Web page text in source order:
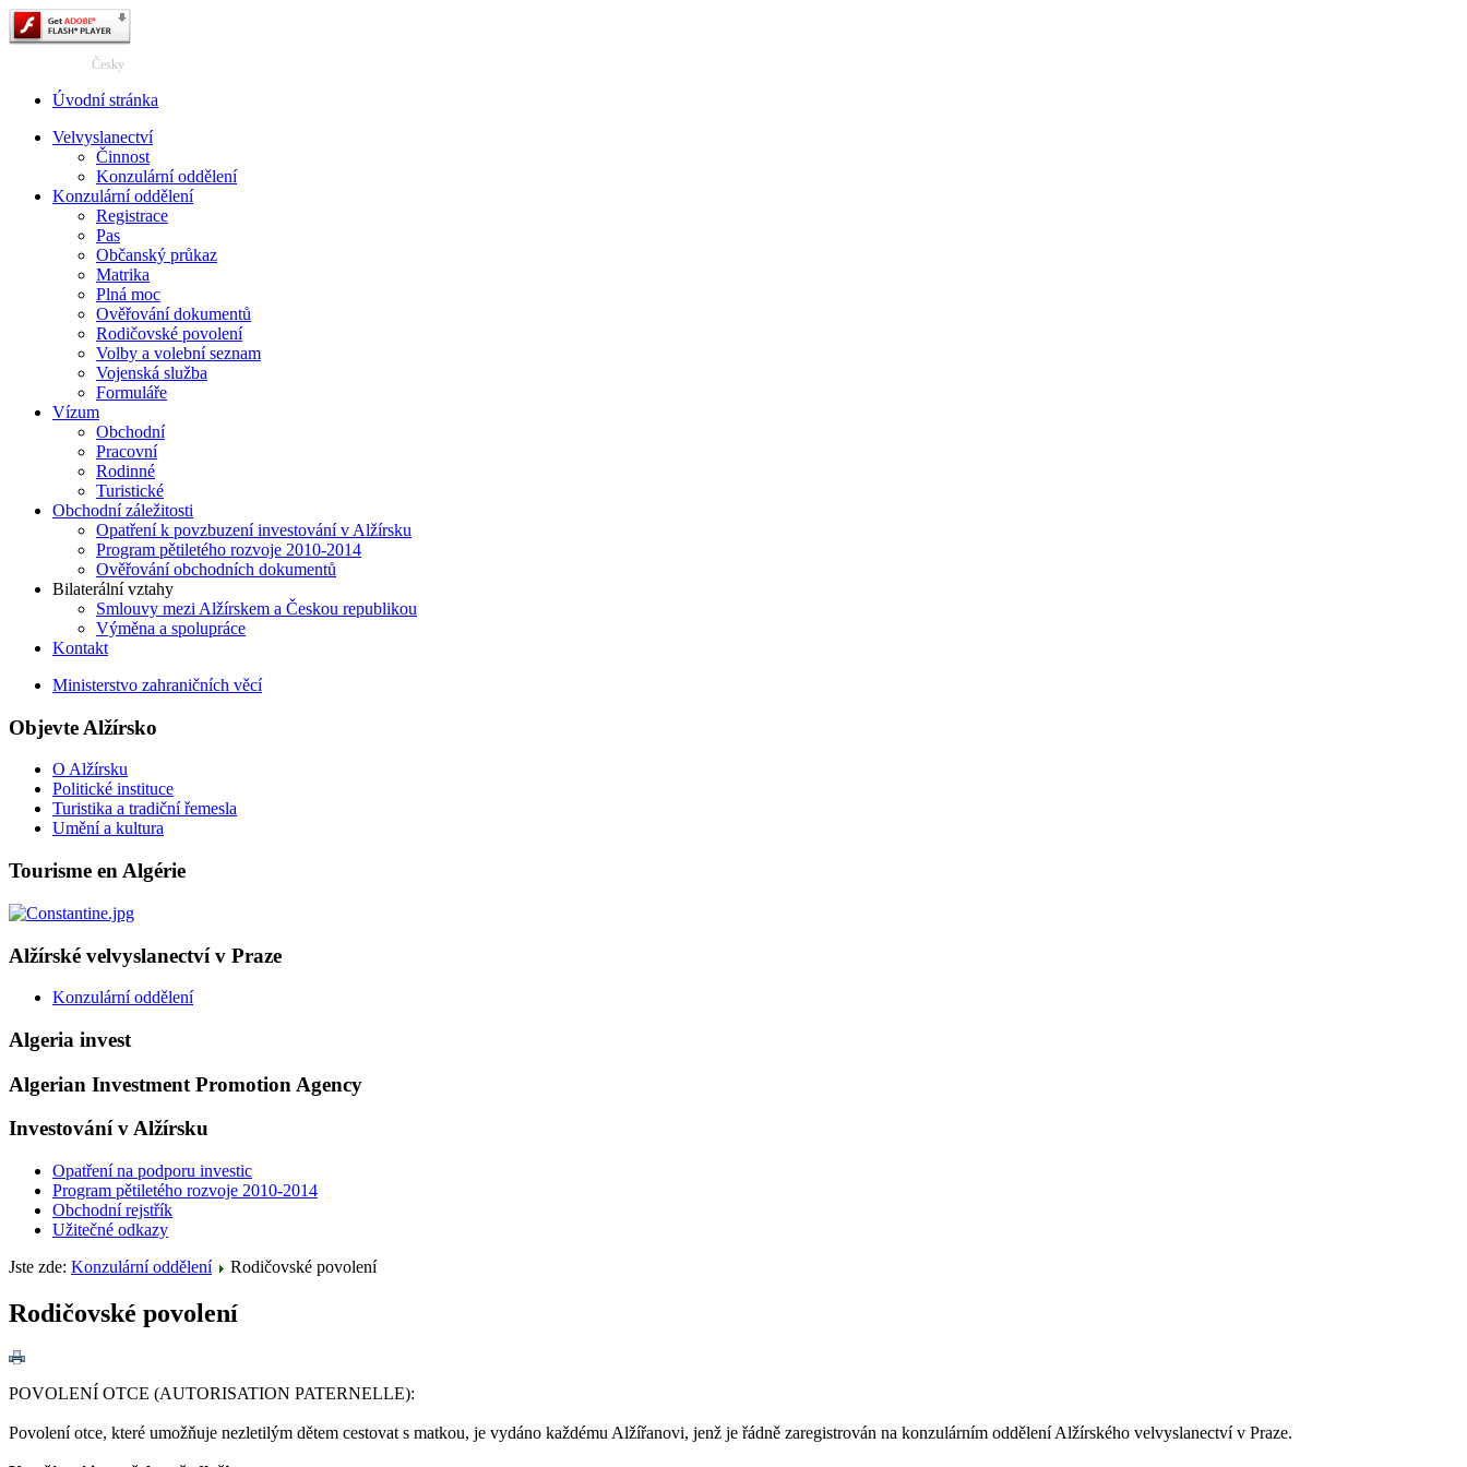
Česky
Úvodní stránka
Velvyslanectví
Činnost
Konzulární oddělení
Konzulární oddělení
Registrace
Pas
Občanský průkaz
Matrika
Plná moc
Ověřování dokumentů
Rodičovské povolení
Volby a volební seznam
Vojenská služba
Formuláře
Vízum
Obchodní
Pracovní
Rodinné
Turistické
Obchodní záležitosti
Opatření k povzbuzení investování v Alžírsku
Program pětiletého rozvoje 2010-2014
Ověřování obchodních dokumentů
Bilaterální vztahy
Smlouvy mezi Alžírskem a Českou republikou
Výměna a spolupráce
Kontakt
Ministerstvo zahraničních věcí
Objevte Alžírsko
O Alžírsku
Politické instituce
Turistika a tradiční řemesla
Umění a kultura
Tourisme en Algérie
Alžírské velvyslanectví v Praze
Konzulární oddělení
Algeria invest
Algerian Investment Promotion Agency
Investování v Alžírsku
Opatření na podporu investic
Program pětiletého rozvoje 2010-2014
Obchodní rejstřík
Užitečné odkazy
Jste zde: Konzulární oddělení Rodičovské povolení
Rodičovské povolení
POVOLENÍ OTCE (AUTORISATION PATERNELLE):
Povolení otce, které umožňuje nezletilým dětem cestovat s matkou, je vydáno každému Alžířanovi, jenž je řádně zaregistrován na konzulárním oddělení Alžírského velvyslanectví v Praze.